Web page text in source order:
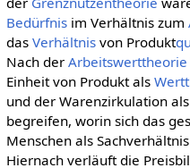
Bedürfnisim Verhältnis zum
das Verhältnisvon Produkt
Nach der Arbeitswerttheorie
Einheit von Produkt als
und der Warenzirkulation
begreifen, worin sich das
Menschen als
Hiernach verläuft die